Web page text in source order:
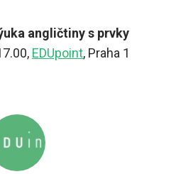
angličtiny s prvky
EDUpoint, Praha 1